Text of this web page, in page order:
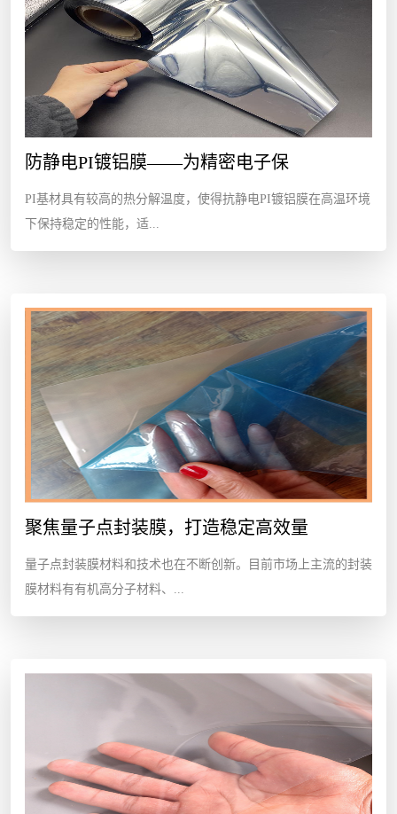
防静电PI镀铝膜——为精密电子保
PI基材具有较高的热分解温度，使得抗静电PI镀铝膜在高温环境
下保持稳定的性能，适...
聚焦量子点封装膜，打造稳定高效量
量子点封装膜材料和技术也在不断创新。目前市场上主流的封装
膜材料有有机高分子材料、...